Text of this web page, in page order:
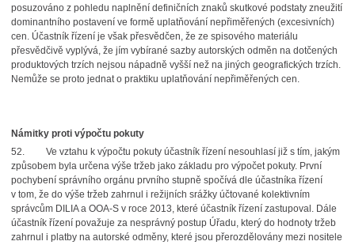
posuzováno z pohledu naplnění definičních znaků skutkové podstaty zneužití
dominantního postavení ve formě uplatňování nepřiměřených (excesivních)
cen. Účastník řízení je však přesvědčen, že ze spisového materiálu
přesvědčivě vyplývá, že jím vybírané sazby autorských odměn na dotčených
produktových trzích nejsou nápadně vyšší než na jiných geografických trzích.
Nemůže se proto jednat o praktiku uplatňování nepřiměřených cen.
Námitky proti výpočtu pokuty
52.
Ve vztahu k výpočtu pokuty účastník řízení nesouhlasí již s tím, jakým
způsobem byla určena výše tržeb jako základu pro výpočet pokuty. První
pochybení správního orgánu prvního stupně spočívá dle účastníka řízení
v tom, že do výše tržeb zahrnul i režijních srážky účtované kolektivním
správcům DILIA a OOA-S v roce 2013, které účastník řízení zastupoval. Dále
účastník řízení považuje za nesprávný postup Úřadu, který do hodnoty tržeb
zahrnul i platby na autorské odměny, které jsou přerozdělovány mezi nositele